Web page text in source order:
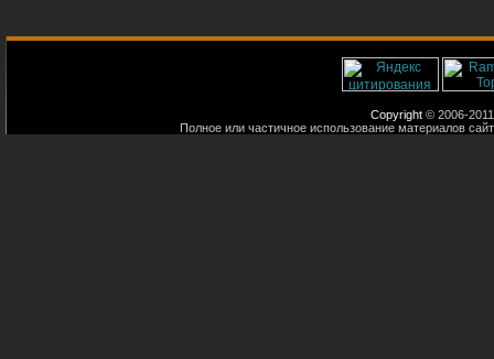
Copyright © 2006-
Полное или частичное использование материалов